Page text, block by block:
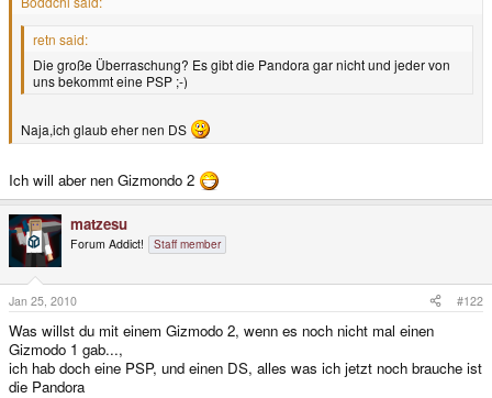
retn said:
Die große Überraschung? Es gibt die Pandora gar nicht und jeder von
uns bekommt eine PSP ;-)
Naja,ich glaub eher nen DS
Ich will aber nen Gizmondo 2
matzesu
Forum Addict! Staff member
Jan 25, 2010 #122
Was willst du mit einem Gizmodo 2, wenn es noch nicht mal einen
Gizmodo 1 gab...,
ich hab doch eine PSP, und einen DS, alles was ich jetzt noch brauche ist
die Pandora